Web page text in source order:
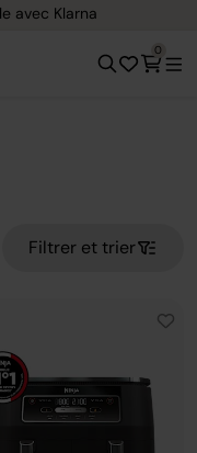
avec Klarna
0
Filtrer et trier